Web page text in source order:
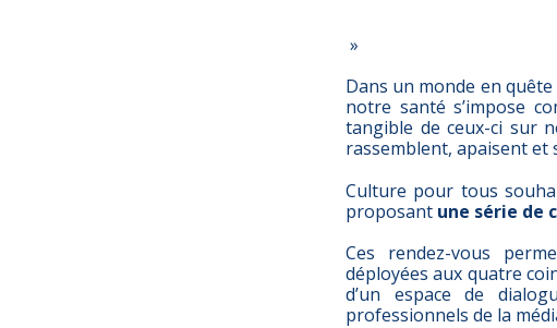
»
Dans un monde en
notre santé s’impose
tangible de ceux-ci sur
rassemblent, apaisent et
Culture pour tous
proposant une série de
Ces rendez-vous
déployées aux quatre
d’un espace de
professionnels de la